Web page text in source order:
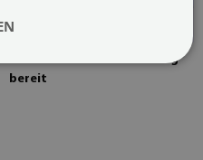
Das Bild ist zur Bearbeitung
bereit